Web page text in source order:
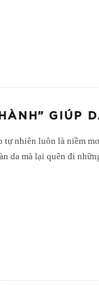
GIÚP
tự nhiên luôn là niềm
da mà lại quên đi